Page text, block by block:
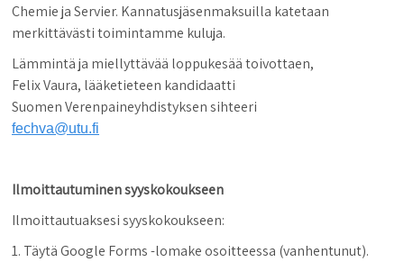
Chemie ja Servier. Kannatusjäsenmaksuilla katetaan
merkittävästi toimintamme kuluja.
Lämmintä ja miellyttävää loppukesää toivottaen,
Felix Vaura, lääketieteen kandidaatti
Suomen Verenpaineyhdistyksen sihteeri
fechva@utu.fi
Ilmoittautuminen syyskokoukseen
Ilmoittautuaksesi syyskokoukseen:
1. Täytä Google Forms -lomake osoitteessa (vanhentunut).